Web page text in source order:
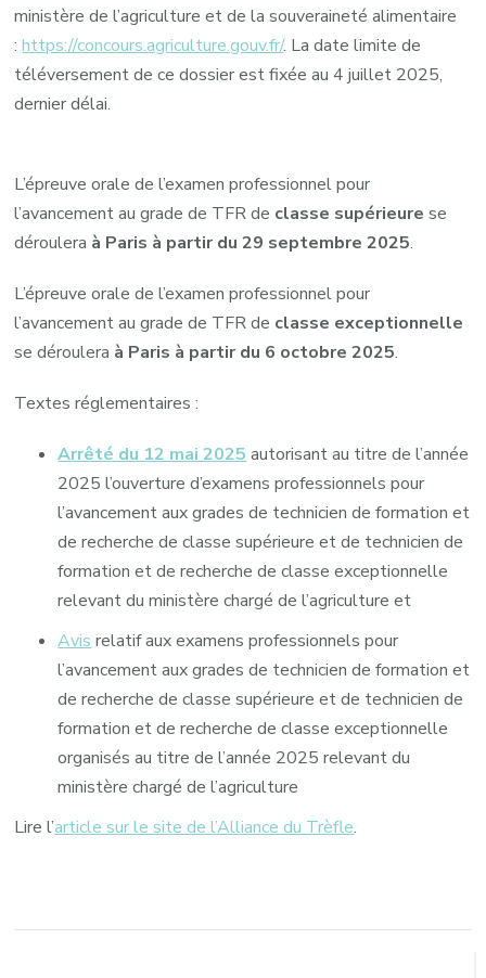
ministère de l’agriculture et de la souveraineté alimentaire
:https://concours.agriculture.gouv.fr/. La date limite de
téléversement de ce dossier est fixée au 4 juillet 2025,
dernier délai.
L’épreuve orale de l’examen professionnel pour
l’avancement au grade de TFR de classe supérieure se
déroulera à Paris à partir du 29 septembre 2025.
L’épreuve orale de l’examen professionnel pour
l’avancement au grade de TFR de classe exceptionnelle
se déroulera à Paris à partir du 6 octobre 2025.
Textes réglementaires :
Arrêté du 12 mai 2025 autorisant au titre de l’année
2025 l’ouverture d’examens professionnels pour
l’avancement aux grades de technicien de formation et
de recherche de classe supérieure et de technicien de
formation et de recherche de classe exceptionnelle
relevant du ministère chargé de l’agriculture et
Avis relatif aux examens professionnels pour
l’avancement aux grades de technicien de formation et
de recherche de classe supérieure et de technicien de
formation et de recherche de classe exceptionnelle
organisés au titre de l’année 2025 relevant du
ministère chargé de l’agriculture
Lire l’article sur le site de l’Alliance du Trèfle.